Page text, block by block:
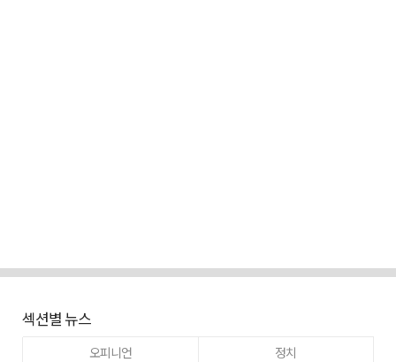
섹션별 뉴스
오피니언
정치